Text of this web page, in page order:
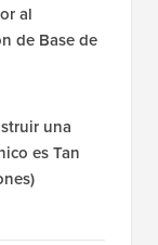
al
de Base de
una
es Tan